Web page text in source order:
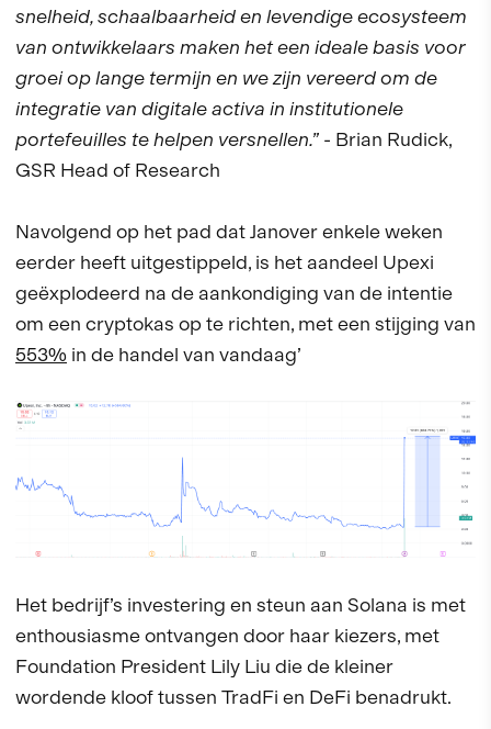
snelheid, schaalbaarheid en levendige ecosysteem
van ontwikkelaars maken het een ideale basis voor
groei op lange termijn en we zijn vereerd om de
integratie van digitale activa in institutionele
portefeuilles te helpen versnellen.” - Brian Rudick,
GSR Head of Research
Navolgend op het pad dat Janover enkele weken
eerder heeft uitgestippeld, is het aandeel Upexi
geëxplodeerd na de aankondiging van de intentie
om een cryptokas op te richten, met een stijging van
553% in de handel van vandaag’
Het bedrijf’s investering en steun aan Solana is met
enthousiasme ontvangen door haar kiezers, met
Foundation President Lily Liu die de kleiner
wordende kloof tussen TradFi en DeFi benadrukt.